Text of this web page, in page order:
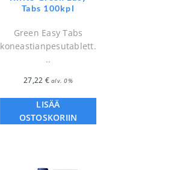
Tabs 100kpl
Green Easy Tabs
koneastianpesutablett.
..
27,22 € alv. 0%
LISÄÄ
OSTOSKORIIN